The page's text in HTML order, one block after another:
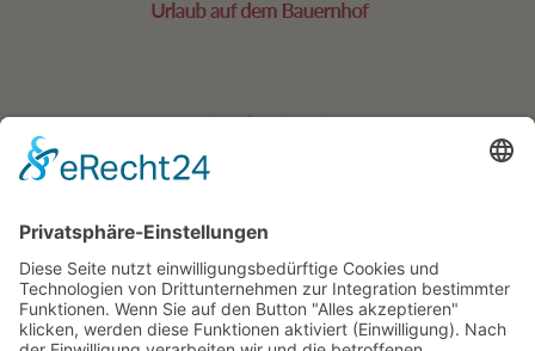
Kircher
∎ Karerseestrasse 124
Welschnofen ∎ Südtirol/Italien
Tel. + Fax 0039 340 401
∎